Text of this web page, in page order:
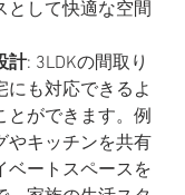
として快適な空間
計: 3LDKの間取り
にも対応できるよ
とができます。例
やキッチンを共有
ベートスペースを